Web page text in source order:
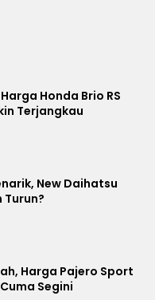
Honda Brio RS
Terjangkau
New Daihatsu
Turun?
Harga Pajero Sport
Segini